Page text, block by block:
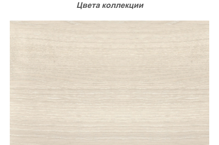
Цвета коллекции